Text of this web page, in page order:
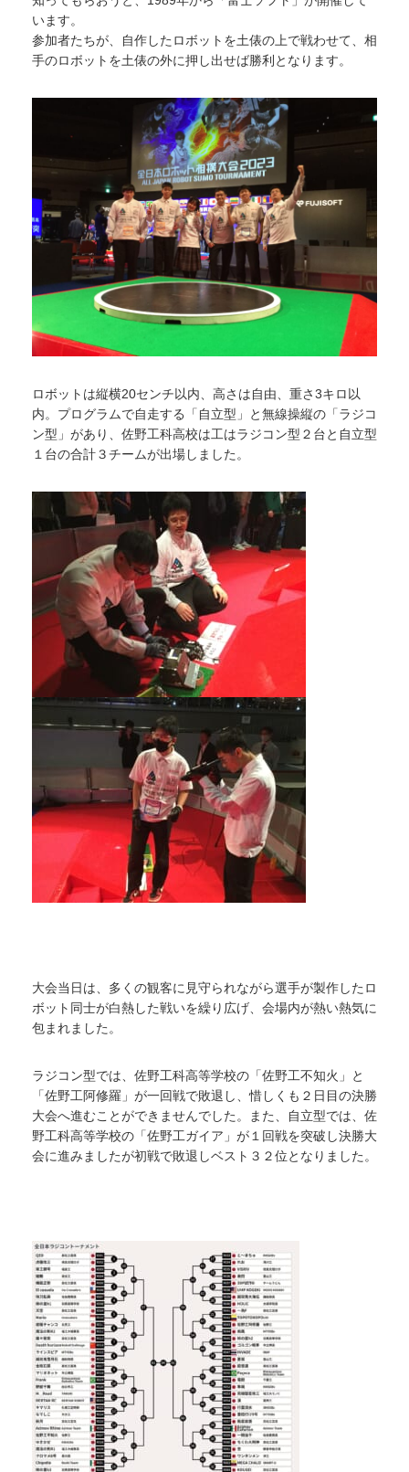
います。
参加者たちが、自作したロボットを土俵の上で戦わせて、相
手のロボットを土俵の外に押し出せば勝利となります。
ロボットは縦横20センチ以内、高さは自由、重さ3キロ以
内。プログラムで自走する「自立型」と無線操縦の「ラジコ
ン型」があり、佐野工科高校は工はラジコン型２台と自立型
１台の合計３チームが出場しました。
大会当日は、多くの観客に見守られながら選手が製作したロ
ボット同士が白熱した戦いを繰り広げ、会場内が熱い熱気に
包まれました。
ラジコン型では、佐野工科高等学校の「佐野工不知火」と
「佐野工阿修羅」が一回戦で敗退し、惜しくも２日目の決勝
大会へ進むことができませんでした。また、自立型では、佐
野工科高等学校の「佐野工ガイア」が１回戦を突破し決勝大
会に進みましたが初戦で敗退しベスト３２位となりました。